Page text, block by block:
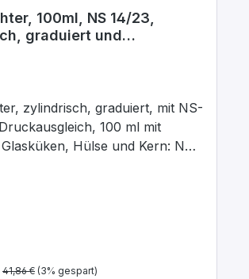
100ml, NS 14/23,
graduiert und
zylindrisch, graduiert, mit NS-
100 ml mit
Hülse und Kern: NS
Regulärer Preis:
41,86 € (3% gespart)